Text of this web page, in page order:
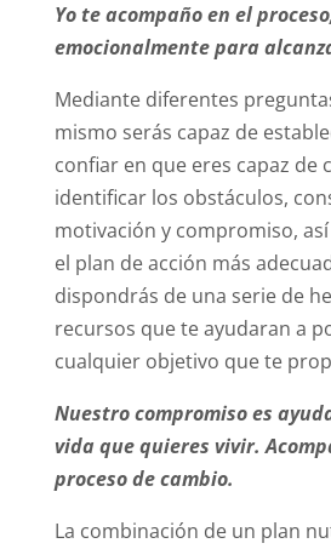
Yo te acompaño en el
emocionalmente para
Mediante diferentes
mismo serás capaz de
confiar en que eres capaz de
identificar los obstáculos,
motivación y compromiso,
el plan de acción más
dispondrás de una serie de
recursos que te ayudaran a
cualquier objetivo que te
Nuestro compromiso es
vida que quieres vivir.
proceso de cambio.
La combinación de un plan